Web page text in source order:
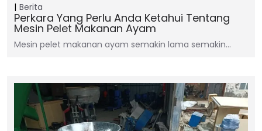
Berita
Perkara Yang Perlu Anda Ketahui Tentang
Mesin Pelet Makanan Ayam
Mesin pelet makanan ayam semakin lama semakin…